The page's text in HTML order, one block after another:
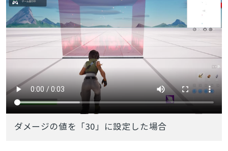
ダメージの値を「30」に設定した場合